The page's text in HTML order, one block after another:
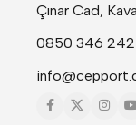
Çınar Cad,
0850 346